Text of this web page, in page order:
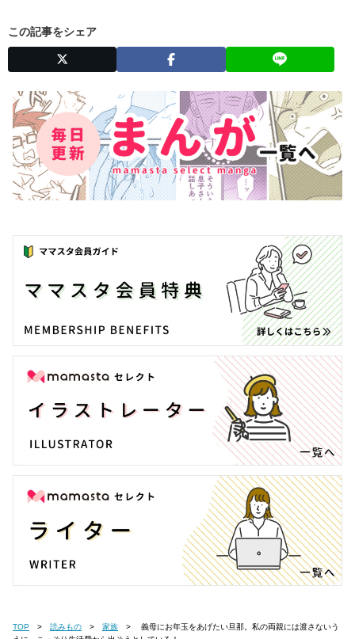
この記事をシェア
TOP 読みもの 家族